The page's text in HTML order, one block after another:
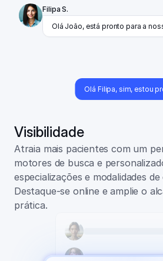
Filipa S.
Olá João, está pronto para a
Olá Filipa, sim, estou
Visibilidade
Atraia mais pacientes com um
motores de busca e
especializações e modalidades
Destaque-se online e amplie o
prática.